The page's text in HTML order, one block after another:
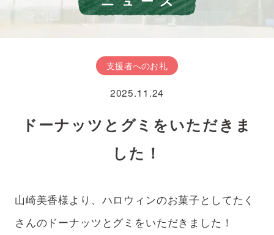
梅ヶ丘学園の概要
第三者評価
子どもたちの生活と環境
子どものための環境
子どものための仕組みづくり
コミュニティ（地域交流・公益事業）
自立への壁
職員の仕事
支援について
寄付金の場合
寄贈物品の場合
支援のお申込み
支援者へのお礼
2025.11.24
ドーナッツとグミをいただきま
した！
山崎美香様より、ハロウィンのお菓子としてたく
さんのドーナッツとグミをいただきました！